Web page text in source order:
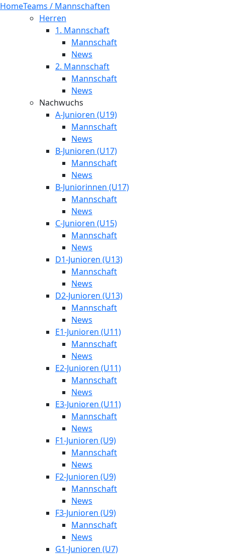
HomeTeams / Mannschaften
Herren
1. Mannschaft
Mannschaft
News
2. Mannschaft
Mannschaft
News
Nachwuchs
A-Junioren (U19)
Mannschaft
News
B-Junioren (U17)
Mannschaft
News
B-Juniorinnen (U17)
Mannschaft
News
C-Junioren (U15)
Mannschaft
News
D1-Junioren (U13)
Mannschaft
News
D2-Junioren (U13)
Mannschaft
News
E1-Junioren (U11)
Mannschaft
News
E2-Junioren (U11)
Mannschaft
News
E3-Junioren (U11)
Mannschaft
News
F1-Junioren (U9)
Mannschaft
News
F2-Junioren (U9)
Mannschaft
News
F3-Junioren (U9)
Mannschaft
News
G1-Junioren (U7)